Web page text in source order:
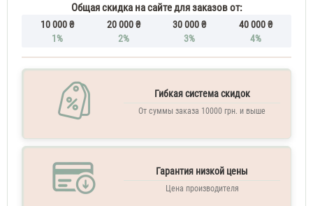
Общая скидка на сайте для заказов от:
10 000 ₴
1%
20 000 ₴
2%
30 000 ₴
3%
40 000 ₴
4%
Гибкая система скидок
От суммы заказа 10000 грн. и выше
Гарантия низкой цены
Цена производителя